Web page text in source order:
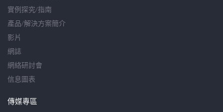
實例探究/指南
產品/解決方案簡介
影片
網誌
網絡研討會
信息圖表
傳媒專區